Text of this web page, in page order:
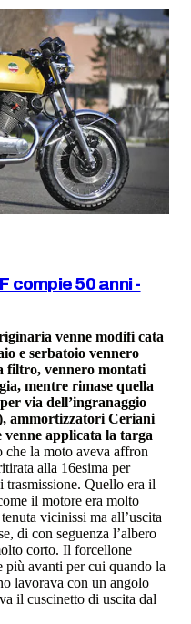
compie 50 anni -
venne modifi cata
e serbatoio vennero
filtro, vennero montati
mentre rimase quella
via dell’ingranaggio
ammortizzatori Ceriani
applicata la targa
che la moto aveva affron
alla 16esima per
trasmissione. Quello era il
il motore era molto
vicinissi ma all’uscita
di con seguenza l’albero
corto. Il forcellone
più avanti per cui quando la
lavorava con un angolo
il cuscinetto di uscita dal